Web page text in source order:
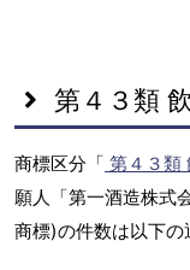
第４３類
商標区分「 第４３類
願人「第一酒造株式
商標)の件数は以下の